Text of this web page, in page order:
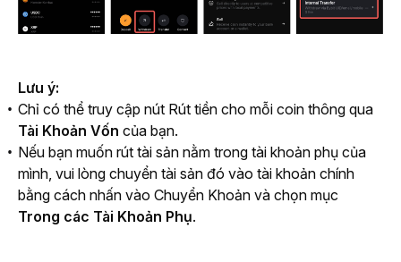
Lưu ý:
Chỉ có thể truy cập nút Rút tiền cho mỗi coin thông qua
Tài Khoản Vốn của bạn.
Nếu bạn muốn rút tài sản nằm trong tài khoản phụ của
mình, vui lòng chuyển tài sản đó vào tài khoản chính
bằng cách nhấn vào Chuyển Khoản và chọn mục
Trong các Tài Khoản Phụ.